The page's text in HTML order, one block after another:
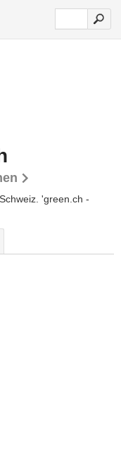
'green.ch -